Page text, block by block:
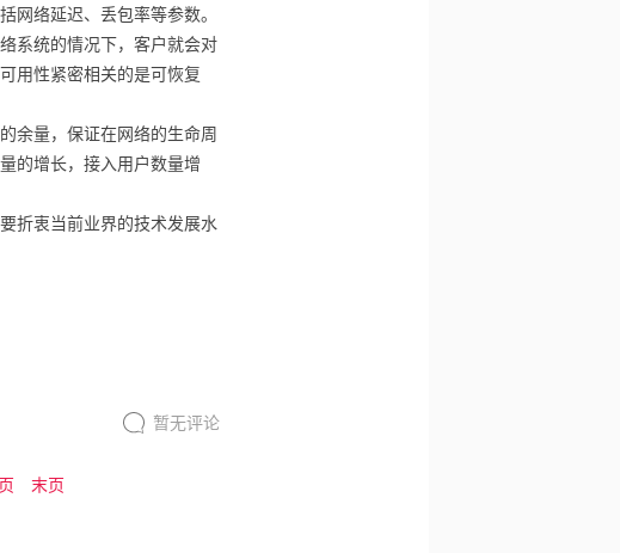
网络延迟、丢包率等参数。
系统的情况下，客户就会对
用性紧密相关的是可恢复
余量，保证在网络的生命周
的增长，接入用户数量增
折衷当前业界的技术发展水
暂无评论
末页